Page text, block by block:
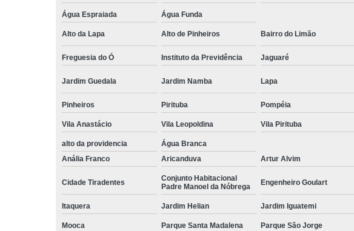
Água Espraiada Água Funda
Alto da Lapa Alto de Pinheiros Bairro do Limão
Freguesia do Ó Instituto da Previdência Jaguaré
Jardim Guedala Jardim Namba Lapa
Pinheiros Pirituba Pompéia
Vila Anastácio Vila Leopoldina Vila Pirituba
alto da providencia
Água Branca
Anália Franco
Aricanduva Artur Alvim
Cidade Tiradentes
Conjunto Habitacional
Padre Manoel da Nóbrega
Engenheiro Goulart
Itaquera Jardim Helian Jardim Iguatemi
Mooca Parque Santa Madalena Parque São Jorge